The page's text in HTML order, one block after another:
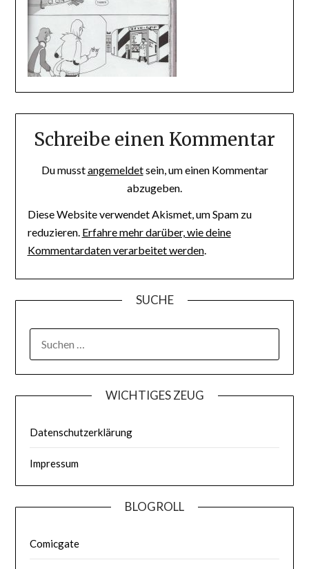
Schreibe einen Kommentar
Du musstangemeldetsein, um einen Kommentar
abzugeben.
Diese Website verwendet Akismet, um Spam zu
reduzieren. Erfahre mehr darüber, wie deine
Kommentardaten verarbeitet werden.
SUCHE
WICHTIGES ZEUG
Datenschutzerklärung
Impressum
BLOGROLL
Comicgate